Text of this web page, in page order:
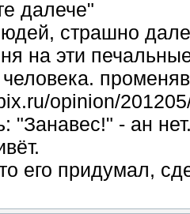
далече"
страшно
на эти
opinion/
"Занавес!" - ан
его придумал,